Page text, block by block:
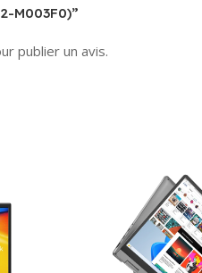
M003F0)”
publier un avis.